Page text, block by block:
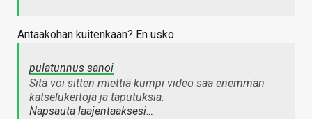
Antaakohan kuitenkaan? En usko
pulatunnus sanoi
Sitä voi sitten miettiä kumpi video saa enemmän
katselukertoja ja taputuksia.
Napsauta laajentaaksesi…